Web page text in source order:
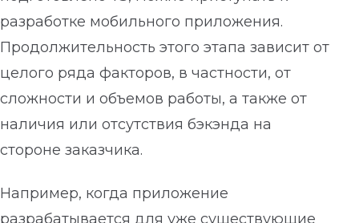
разработке мобильного приложения.
Продолжительность этого этапа зависит от
целого ряда факторов, в частности, от
сложности и объемов работы, а также от
наличия или отсутствия бэкэнда на
стороне заказчика.
Например, когда приложение
разрабатывается для уже существующие